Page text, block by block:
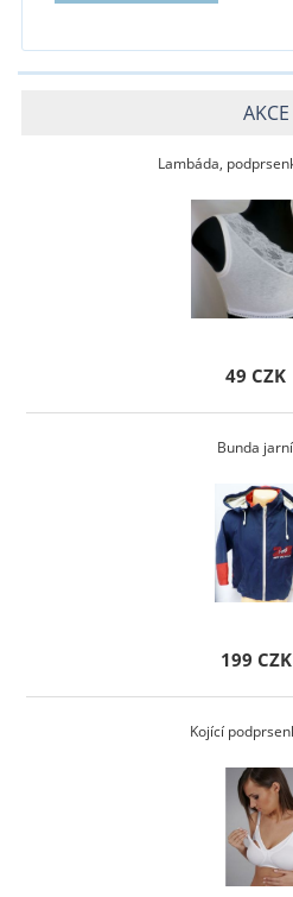
AKCE
Lambáda,
49 CZK
Bunda
199 CZK
Kojící